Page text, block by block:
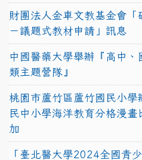
財團法人金車文教基金會
－議題式教材申請」訊息
中國醫藥大學舉辦『高中
類主題營隊』
桃園市蘆竹區蘆竹國民小
民中小學海洋教育分格漫
加
「臺北醫大學2024全國青